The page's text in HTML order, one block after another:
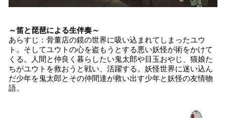
～笛と琵琶による生伴奏～
あらすじ：骨董店の鏡の世界に吸い込まれてしまったユウ
ト。そしてユウトの心を盗もうとする悪い妖怪が術をかけて
くる。人間と仲良く暮らしたい鬼太郎や目玉おやじ、猫娘た
ちがユウトを救おうと戦い、活躍する。妖怪世界に迷い込ん
だ少年を鬼太郎とその仲間達が救い出す少年と妖怪の友情物
語。